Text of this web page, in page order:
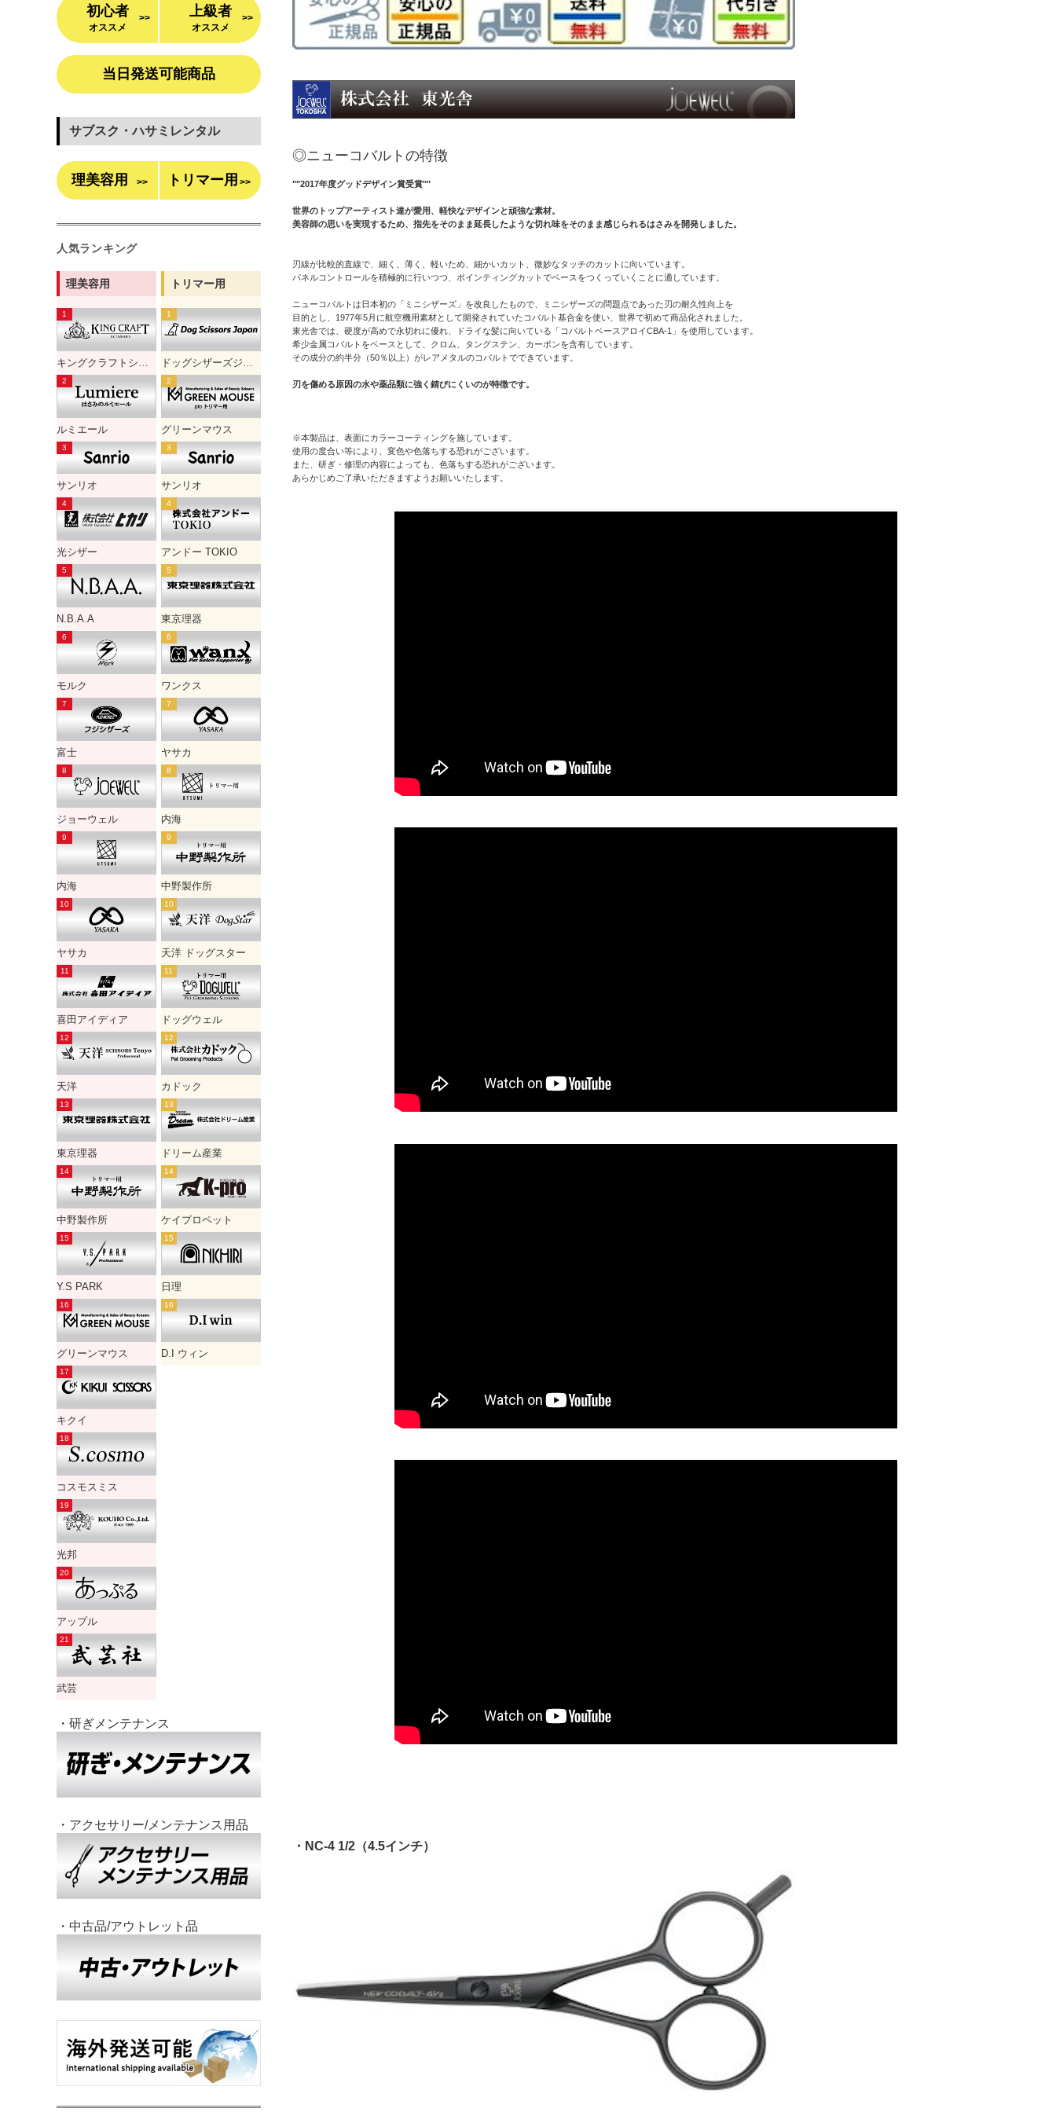
◎ニューコバルトの特徴
""2017年度グッドデザイン賞受賞""
世界のトップアーティスト達が愛用、軽快なデザインと頑強な素材。
美容師の思いを実現するため、指先をそのまま延長したような切れ味をそのまま感じられるはさみを開発しました。
刃線が比較的直線で、細く、薄く、軽いため、細かいカット、微妙なタッチのカットに向いています。
パネルコントロールを積極的に行いつつ、ポインティングカットでベースをつくっていくことに適しています。
ニューコバルトは日本初の「ミニシザーズ」を改良したもので、ミニシザーズの問題点であった刃の耐久性向上を
目的とし、1977年5月に航空機用素材として開発されていたコバルト基合金を使い、世界で初めて商品化されました。
東光舎では、硬度が高めで永切れに優れ、ドライな髪に向いている「コバルトベースアロイCBA-1」を使用しています。
希少金属コバルトをベースとして、クロム、タングステン、カーボンを含有しています。
その成分の約半分（50％以上）がレアメタルのコバルトでできています。
刃を傷める原因の水や薬品類に強く錆びにくいのが特徴です。
※本製品は、表面にカラーコーティングを施しています。
使用の度合い等により、変色や色落ちする恐れがございます。
また、研ぎ・修理の内容によっても、色落ちする恐れがございます。
あらかじめご了承いただきますようお願いいたします。
・NC-4 1/2（4.5インチ）
初心者
オススメ
>> 上級者
オススメ
>>
当日発送可能商品
サブスク・ハサミレンタル
理美容用 >> トリマー用 >>
人気ランキング
理美容用
キングクラフトシザー
ルミエール
サンリオ
光シザー
N.B.A.A
モルク
富士
ジョーウェル
内海
ヤサカ
喜田アイディア
天洋
東京理器
中野製作所
Y.S PARK
グリーンマウス
キクイ
コスモスミス
光邦
アップル
武芸
トリマー用
ドッグシザーズジャパン
グリーンマウス
サンリオ
アンドー TOKIO
東京理器
ワンクス
ヤサカ
内海
中野製作所
天洋 ドッグスター
ドッグウェル
カドック
ドリーム産業
ケイプロペット
日理
D.I ウィン
・研ぎメンテナンス
・アクセサリー/メンテナンス用品
・中古品/アウトレット品